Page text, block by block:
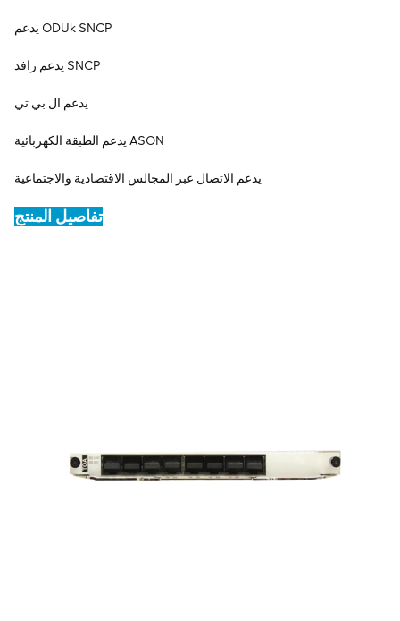
يدعم ODUk SNCP
يدعم رافد SNCP
يدعم ال بي تي
يدعم الطبقة الكهربائية ASON
يدعم الاتصال عبر المجالس الاقتصادية والاجتماعية
تفاصيل المنتج